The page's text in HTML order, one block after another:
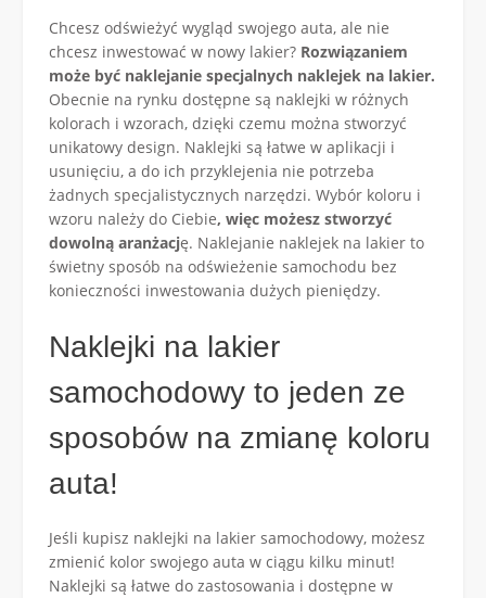
Chcesz odświeżyć wygląd swojego auta, ale nie
chcesz inwestować w nowy lakier? Rozwiązaniem
może być naklejanie specjalnych naklejek na lakier.
Obecnie na rynku dostępne są naklejki w różnych
kolorach i wzorach, dzięki czemu można stworzyć
unikatowy design. Naklejki są łatwe w aplikacji i
usunięciu, a do ich przyklejenia nie potrzeba
żadnych specjalistycznych narzędzi. Wybór koloru i
wzoru należy do Ciebie, więc możesz stworzyć
dowolną aranżację. Naklejanie naklejek na lakier to
świetny sposób na odświeżenie samochodu bez
konieczności inwestowania dużych pieniędzy.
Naklejki na lakier
samochodowy to jeden ze
sposobów na zmianę koloru
auta!
Jeśli kupisz naklejki na lakier samochodowy, możesz
zmienić kolor swojego auta w ciągu kilku minut!
Naklejki są łatwe do zastosowania i dostępne w